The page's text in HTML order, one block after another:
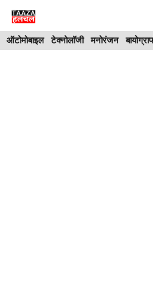
Skip
content
ऑटोमोबाइल टेक्नोलॉजी मनोरंजन